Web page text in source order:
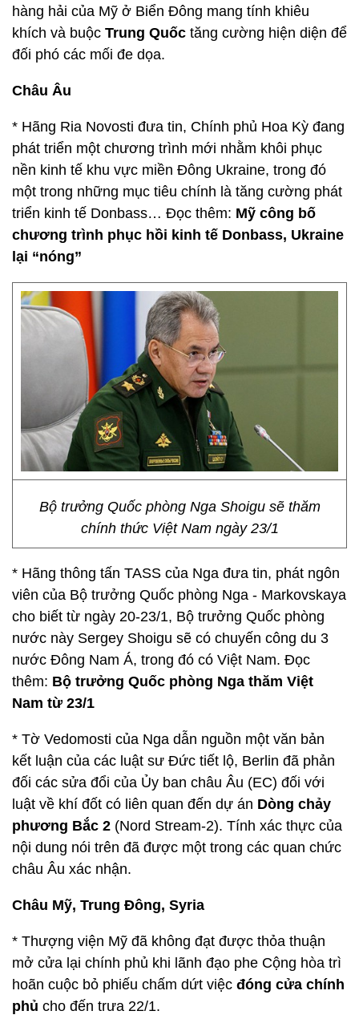
hàng hải của Mỹ ở Biển Đông mang tính khiêu
khích và buộc Trung Quốc tăng cường hiện diện để
đối phó các mối đe dọa.
Châu Âu
* Hãng Ria Novosti đưa tin, Chính phủ Hoa Kỳ đang
phát triển một chương trình mới nhằm khôi phục
nền kinh tế khu vực miền Đông Ukraine, trong đó
một trong những mục tiêu chính là tăng cường phát
triển kinh tế Donbass… Đọc thêm: Mỹ công bố
chương trình phục hồi kinh tế Donbass, Ukraine
lại “nóng”
Bộ trưởng Quốc phòng Nga Shoigu sẽ thăm
chính thức Việt Nam ngày 23/1
* Hãng thông tấn TASS của Nga đưa tin, phát ngôn
viên của Bộ trưởng Quốc phòng Nga - Markovskaya
cho biết từ ngày 20-23/1, Bộ trưởng Quốc phòng
nước này Sergey Shoigu sẽ có chuyến công du 3
nước Đông Nam Á, trong đó có Việt Nam. Đọc
thêm: Bộ trưởng Quốc phòng Nga thăm Việt
Nam từ 23/1
* Tờ Vedomosti của Nga dẫn nguồn một văn bản
kết luận của các luật sư Đức tiết lộ, Berlin đã phản
đối các sửa đổi của Ủy ban châu Âu (EC) đối với
luật về khí đốt có liên quan đến dự án Dòng chảy
phương Bắc 2 (Nord Stream-2). Tính xác thực của
nội dung nói trên đã được một trong các quan chức
châu Âu xác nhận.
Châu Mỹ, Trung Đông, Syria
* Thượng viện Mỹ đã không đạt được thỏa thuận
mở cửa lại chính phủ khi lãnh đạo phe Cộng hòa trì
hoãn cuộc bỏ phiếu chấm dứt việc đóng cửa chính
phủ cho đến trưa 22/1.